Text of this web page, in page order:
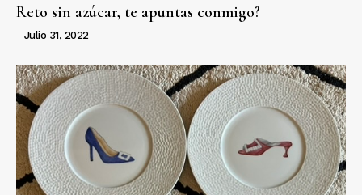
Reto sin azúcar, te apuntas conmigo?
Julio 31, 2022